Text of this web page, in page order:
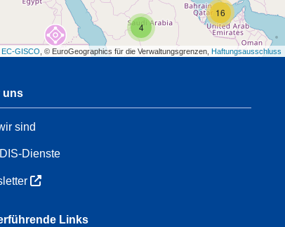
4
16
EC-GISCO , © EuroGeographics für die Verwaltungsgrenzen, Haftungsausschluss
uns
sind
Dienste
Links